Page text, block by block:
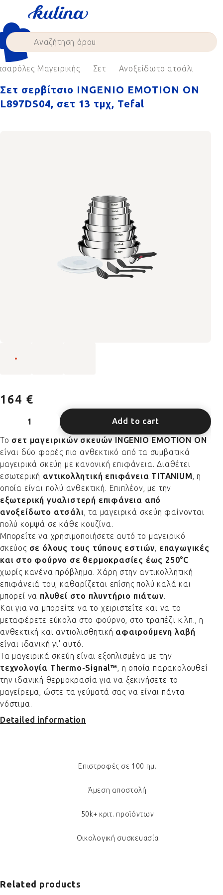
content
Μαγειρικής Σετ Ανοξείδωτο ατσάλι
Σετ σερβίτσιο INGENIO EMOTION ON
L897DS04, σετ 13 τμχ, Tefal
164 €
Add to cart
Το σετ μαγειρικών σκευών INGENIO EMOTION ON
είναι δύο φορές πιο ανθεκτικό από τα συμβατικά
μαγειρικά σκεύη με κανονική επιφάνεια. Διαθέτει
εσωτερική αντικολλητική επιφάνεια TITANIUM, η
οποία είναι πολύ ανθεκτική. Επιπλέον, με την
εξωτερική γυαλιστερή επιφάνεια από
ανοξείδωτο ατσάλι, τα μαγειρικά σκεύη φαίνονται
πολύ κομψά σε κάθε κουζίνα.
Μπορείτε να χρησιμοποιήσετε αυτό το μαγειρικό
σκεύος σε όλους τους τύπους εστιών, επαγωγικές
και στο φούρνο σε θερμοκρασίες έως 250°C
χωρίς κανένα πρόβλημα. Χάρη στην αντικολλητική
επιφάνειά του, καθαρίζεται επίσης πολύ καλά και
μπορεί να πλυθεί στο πλυντήριο πιάτων.
Και για να μπορείτε να το χειριστείτε και να το
μεταφέρετε εύκολα στο φούρνο, στο τραπέζι κ.λπ., η
ανθεκτική και αντιολισθητική αφαιρούμενη λαβή
είναι ιδανική γι' αυτό.
Τα μαγειρικά σκεύη είναι εξοπλισμένα με την
τεχνολογία Thermo-Signal™, η οποία παρακολουθεί
την ιδανική θερμοκρασία για να ξεκινήσετε το
μαγείρεμα, ώστε τα γεύματά σας να είναι πάντα
νόστιμα.
Detailed information
Επιστροφές σε 100 ημ.
Άμεση αποστολή
50k+ κριτ. προϊόντων
Οικολογική συσκευασία
Related products